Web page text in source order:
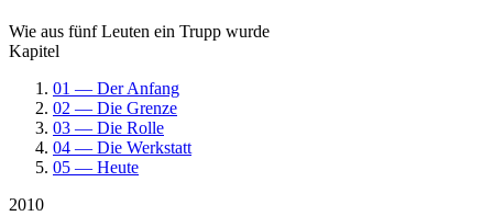
Wie aus fünf Leuten ein Trupp wurde
Kapitel
01 — Der Anfang
02 — Die Grenze
03 — Die Rolle
04 — Die Werkstatt
05 — Heute
2010